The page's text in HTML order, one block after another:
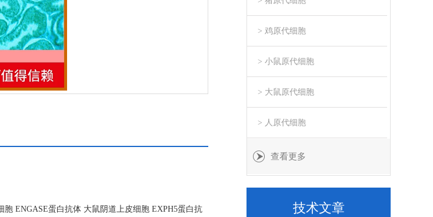
ENGASE蛋白抗体 大鼠阴道上皮细胞 EXPH5蛋白抗
> 鸡原代细胞
> 小鼠原代细胞
> 大鼠原代细胞
> 人原代细胞
查看更多
技术文章